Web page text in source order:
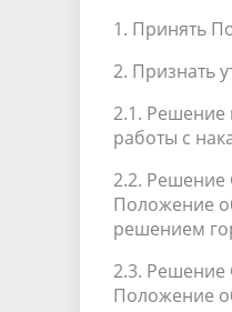
1. Принять
2. Признать
2.1. Решение
работы с
2.2. Решение
Положение
решением
2.3. Решение
Положение